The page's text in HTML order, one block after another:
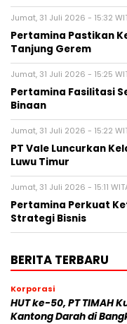
Jumat, 31 Juli 2026 - 15:32
Pertamina Pastikan
Tanjung Gerem
Jumat, 31 Juli 2026 - 15:25
Pertamina Fasilitasi
Binaan
Jumat, 31 Juli 2026 - 15:22
PT Vale Luncurkan
Luwu Timur
Jumat, 31 Juli 2026 - 15:11
Pertamina Perkuat
Strategi Bisnis
BERITA TERBARU
Korporasi
HUT ke-50, PT TIMAH
Kantong Darah di